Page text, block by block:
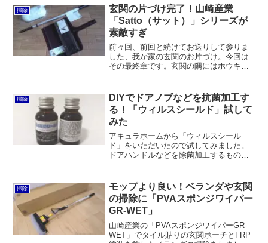
す。風呂掃除よりもフローリングの水拭
きや洗車に適していると思います。
掃除
玄関の片づけ完了！山崎産業
「Satto（サット）」シリーズが
素敵すぎ
前々回、前回と続けてお送りして参りま
した、我が家の玄関のお片づけ。今回は
その最終章です。玄関の隅にはホウキが
のチリトリも壁に掛けたほうが良いかな
と思っていました。ホウキ...
掃除
DIYでドアノブなどを抗菌加工す
る！「ウィルスシールド」試して
みた
アキュラホームから「ウィルスシール
ド」をいただいたので試してみました。
ドアハンドルなどを除菌加工するもの
らず、どんな素材なら塗布可能なのかも
明示されていません。
掃除
モップより良い！ベランダや玄関
の掃除に「PVAスポンジワイパー
GR-WET」
山崎産業の「PVAスポンジワイパーGR-
WET」でタイル貼りの玄関ポーチとFRP